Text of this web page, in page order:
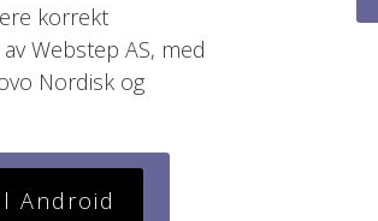
korrekt
Webstep AS, med
Nordisk og
Android